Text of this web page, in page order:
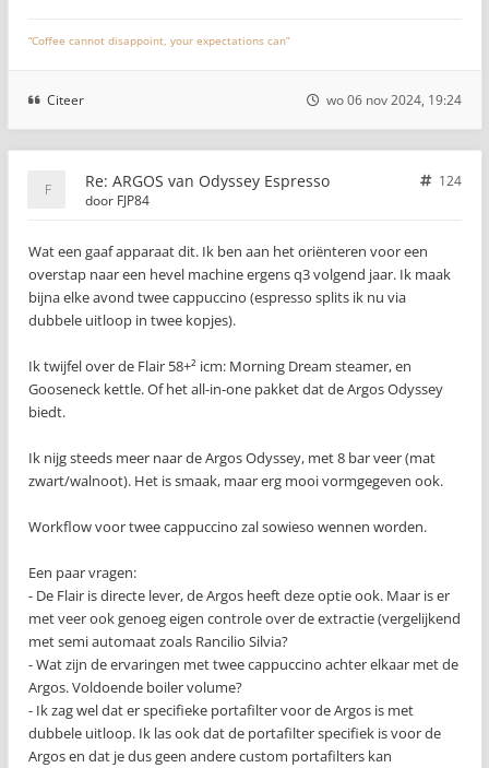
“Coffee cannot disappoint, your expectations can”
Citeer wo 06 nov 2024, 19:24
Re: ARGOS van Odyssey Espresso
124
door FJP84
Wat een gaaf apparaat dit. Ik ben aan het oriënteren voor een
overstap naar een hevel machine ergens q3 volgend jaar. Ik maak
bijna elke avond twee cappuccino (espresso splits ik nu via
dubbele uitloop in twee kopjes).
Ik twijfel over de Flair 58+² icm: Morning Dream steamer, en
Gooseneck kettle. Of het all-in-one pakket dat de Argos Odyssey
biedt.
Ik nijg steeds meer naar de Argos Odyssey, met 8 bar veer (mat
zwart/walnoot). Het is smaak, maar erg mooi vormgegeven ook.
Workflow voor twee cappuccino zal sowieso wennen worden.
Een paar vragen:
- De Flair is directe lever, de Argos heeft deze optie ook. Maar is er
met veer ook genoeg eigen controle over de extractie (vergelijkend
met semi automaat zoals Rancilio Silvia?
- Wat zijn de ervaringen met twee cappuccino achter elkaar met de
Argos. Voldoende boiler volume?
- Ik zag wel dat er specifieke portafilter voor de Argos is met
dubbele uitloop. Ik las ook dat de portafilter specifiek is voor de
Argos en dat je dus geen andere custom portafilters kan